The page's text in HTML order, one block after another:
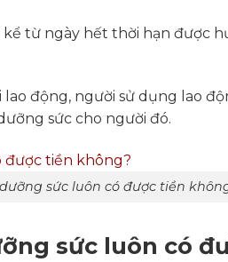
từ ngày hết thời hạn được
động, người sử dụng lao
sức cho người đó.
sức luôn có được tiền
sức luôn có